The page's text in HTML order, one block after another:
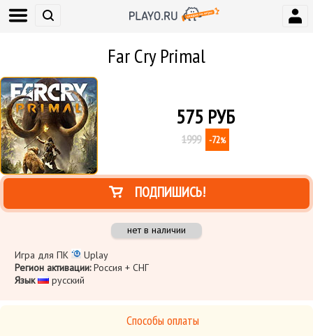
Far Cry Primal
575 РУБ
1999 -72%
ПОДПИШИСЬ!
нет в наличии
Игра для ПК
Uplay
Регион активации:Россия + СНГ
Язык
​ русский
Способы оплаты